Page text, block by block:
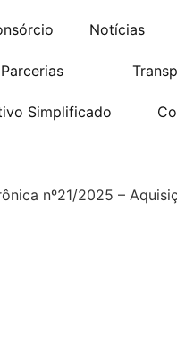
Notícias
Simplificado
nº21/2025 –